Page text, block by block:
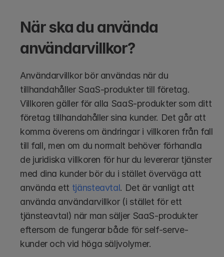
När ska du använda
användarvillkor?
Användarvillkor bör användas när du
tillhandahåller SaaS-produkter till företag.
Villkoren gäller för alla SaaS-produkter som ditt
företag tillhandahåller sina kunder. Det går att
komma överens om ändringar i villkoren från fall
till fall, men om du normalt behöver förhandla
de juridiska villkoren för hur du levererar tjänster
med dina kunder bör du i stället överväga att
använda ett tjänsteavtal. Det är vanligt att
använda användarvillkor (i stället för ett
tjänsteavtal) när man säljer SaaS-produkter
eftersom de fungerar både för self-serve-
kunder och vid höga säljvolymer.